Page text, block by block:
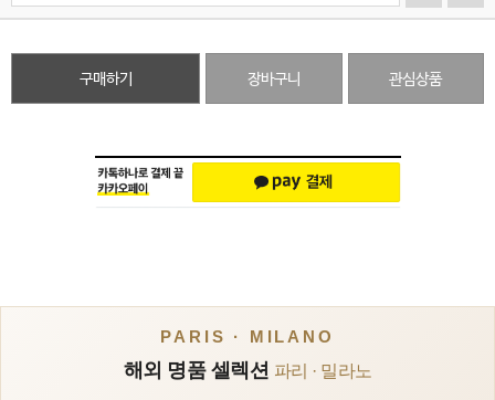
구매하기 장바구니 관심상품
PARIS · MILANO
해외 명품 셀렉션 파리 · 밀라노